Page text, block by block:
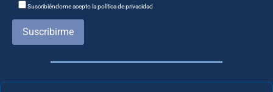
Suscribiéndome acepto la política de privacidad
Suscribirme